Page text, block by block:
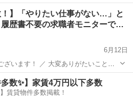
たちの住まいをそのまま会場にして
つもどおり生活している様子を見て
ンター前駅 その他 会場
！】「やりたい仕事がない…」と
歴書不要の求職者モニターで…
6月12日
ざいます！ ／ 大変ありがたいことに
す！ 枠が埋まり次第終了となります
問い合わせください。 【こんな
謝礼
多数✨】家賃4万円以下多数
賃貸物件多数掲載！